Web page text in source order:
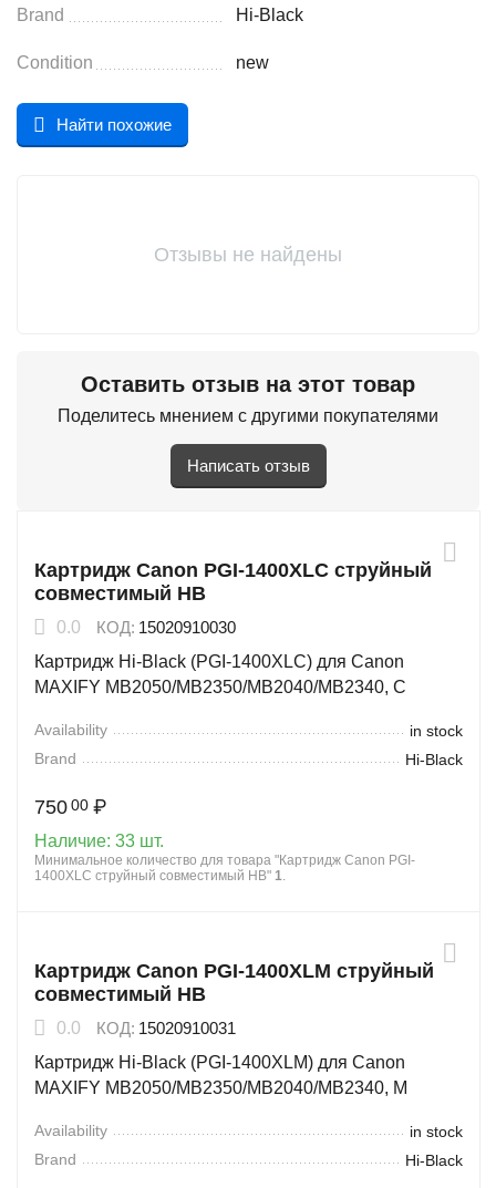
Brand Hi-Black
Condition new
Найти похожие
Отзывы не найдены
Оставить отзыв на этот товар
Поделитесь мнением с другими покупателями
Написать отзыв
Картридж Canon PGI-1400XLC струйный
совместимый HB
0.0 КОД: 15020910030
Картридж Hi-Black (PGI-1400XLC) для Canon
MAXIFY MB2050/MB2350/MB2040/MB2340, C
Availability
in stock
Brand
Hi-Black
750 00 ₽
Наличие: 33 шт.
Минимальное количество для товара "Картридж Canon PGI-
1400XLC струйный совместимый HB" 1.
Картридж Canon PGI-1400XLM струйный
совместимый HB
0.0 КОД: 15020910031
Картридж Hi-Black (PGI-1400XLM) для Canon
MAXIFY MB2050/MB2350/MB2040/MB2340, M
Availability
in stock
Brand
Hi-Black